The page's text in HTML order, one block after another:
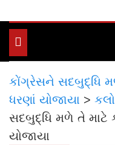
Toggle
navigation
કોંગ્રેસને સદબુદ્ધિ
ધરણાં યોજાયા >
સદબુદ્ધિ મળે તે માટે
યોજાયા